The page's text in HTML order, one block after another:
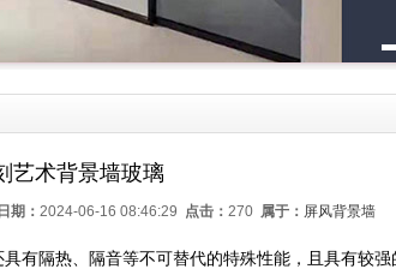
艺术背景墙玻璃
日期： 2024-06-16 08:46:29 点击： 270 属于： 屏风背景墙
有隔热、隔音等不可替代的特殊性能，且具有较